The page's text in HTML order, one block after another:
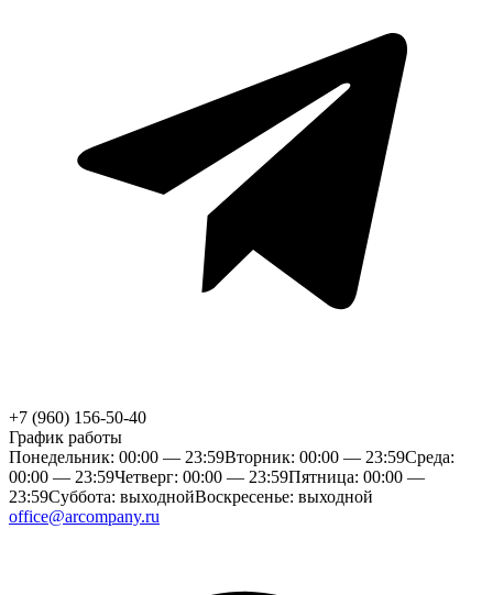
+7 (960) 156-50-40
График работы
Понедельник: 00:00 — 23:59Вторник: 00:00 — 23:59Среда:
00:00 — 23:59Четверг: 00:00 — 23:59Пятница: 00:00 —
23:59Суббота: выходнойВоскресенье: выходной
office@arcompany.ru